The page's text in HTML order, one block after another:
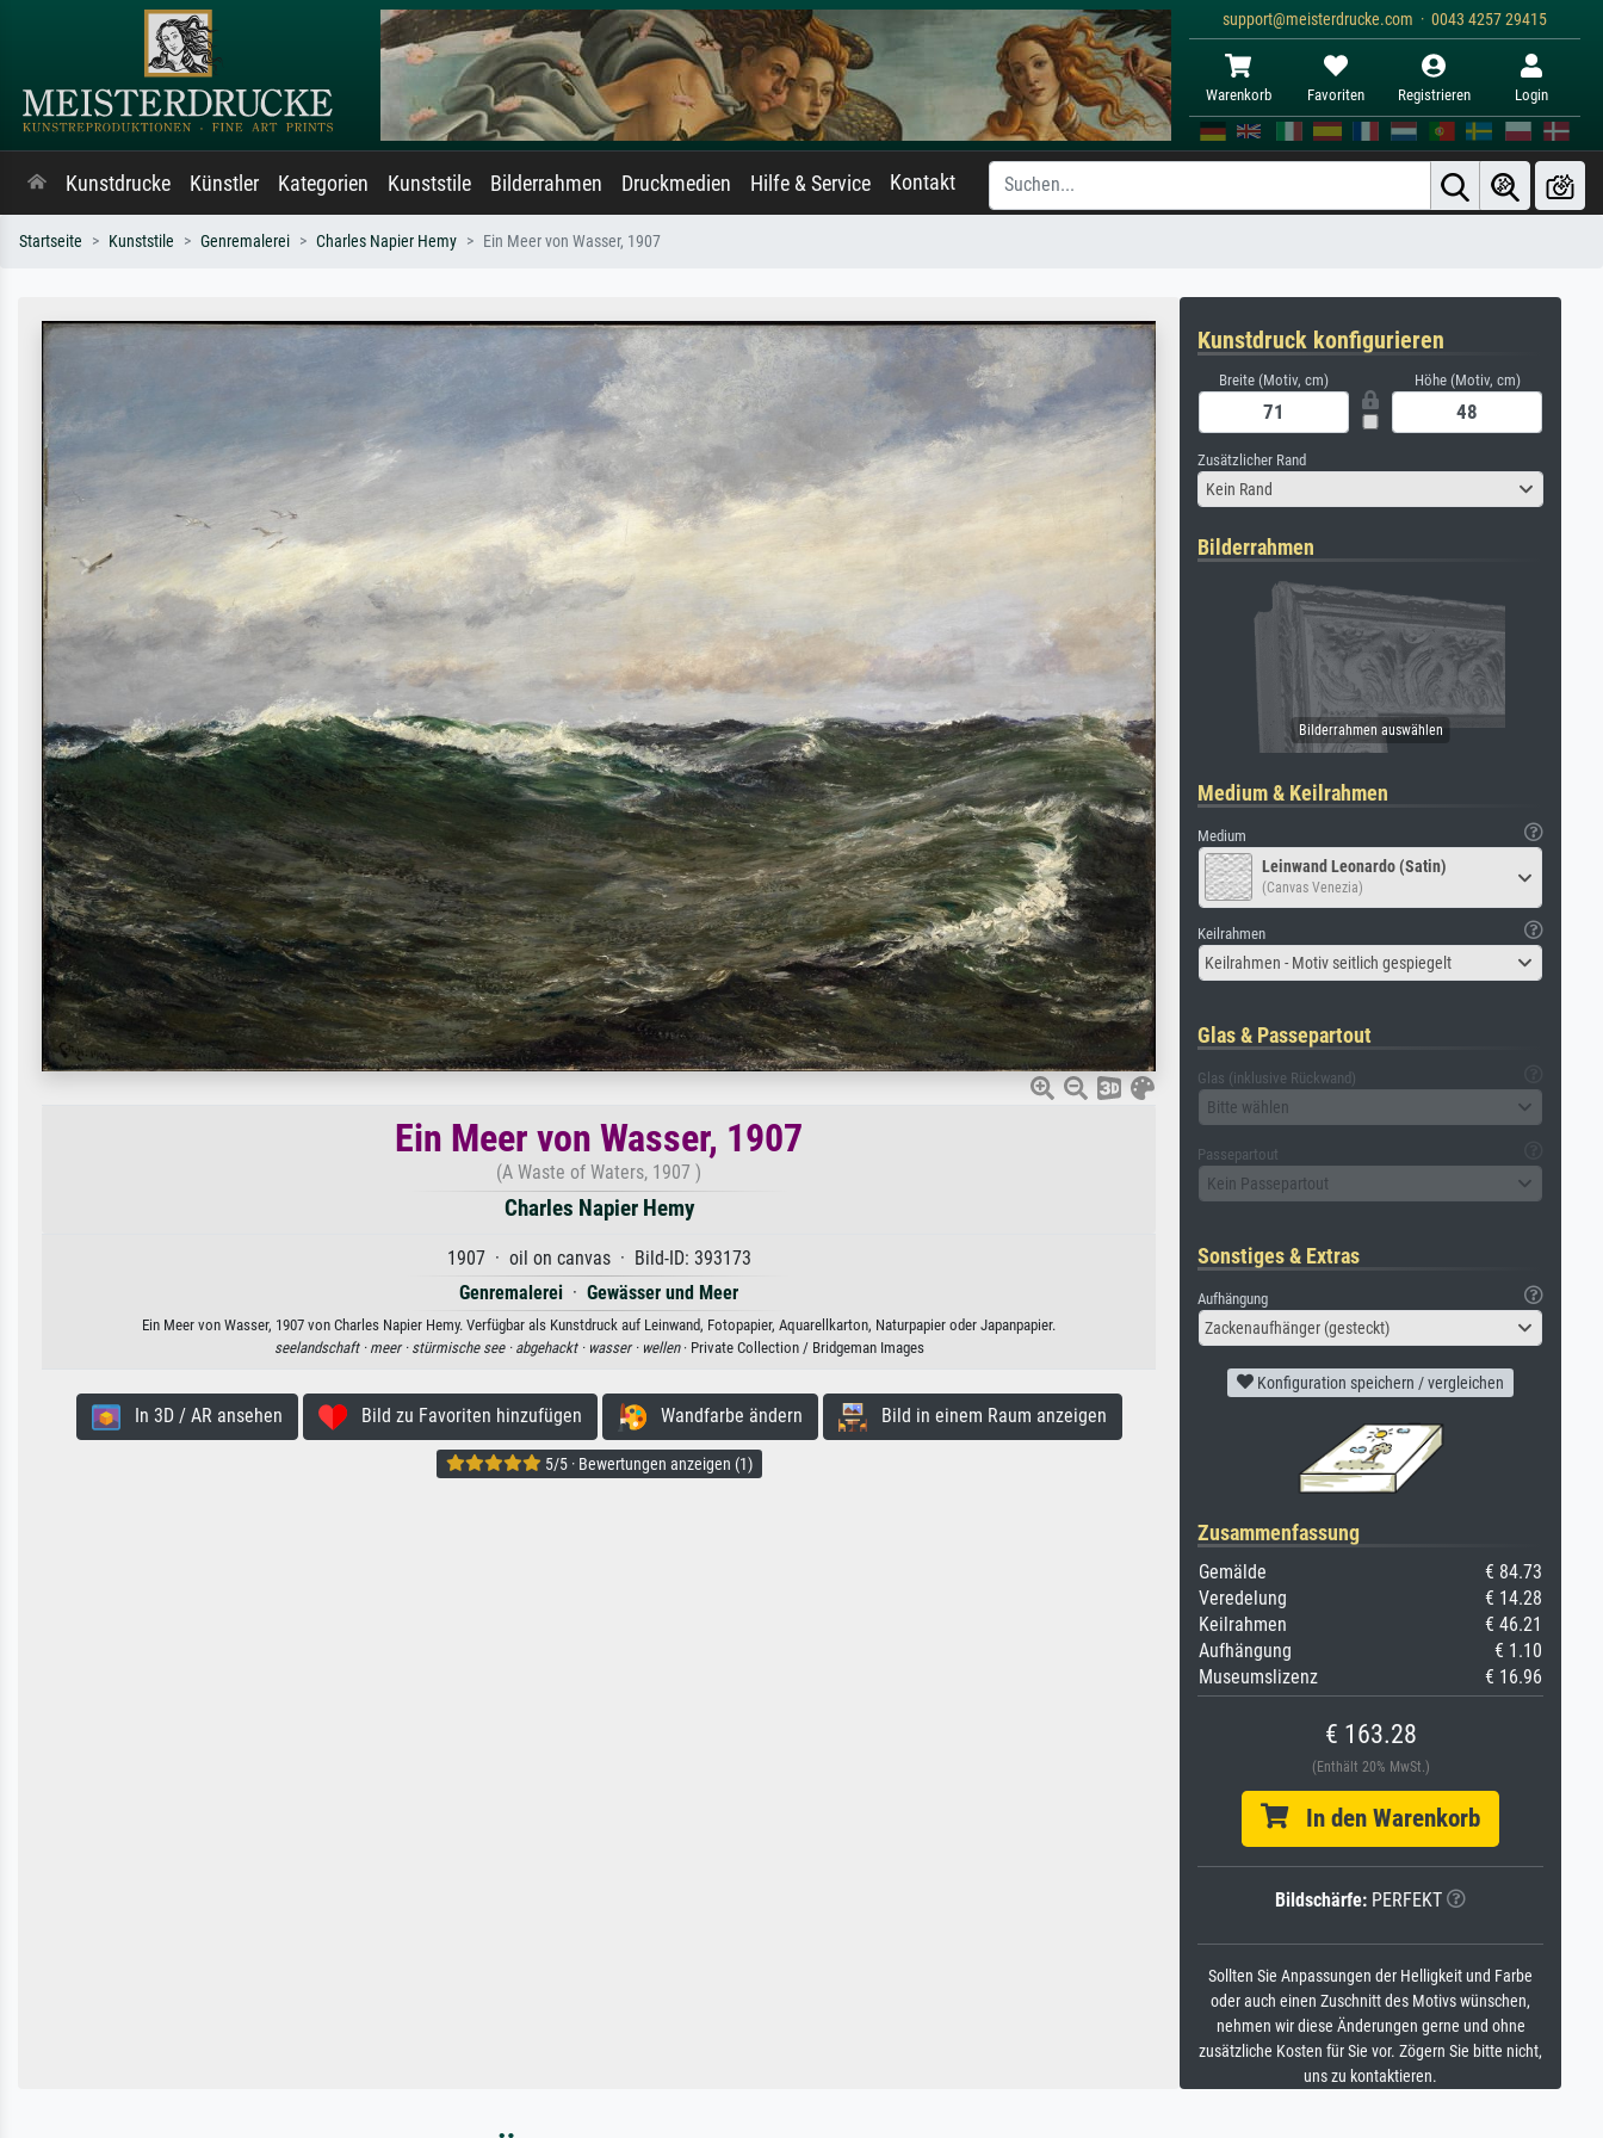
support@meisterdrucke.com · 0043 4257 29415
Warenkorb Favoriten Registrieren Login
Kunstdrucke Künstler Kategorien Kunststile Bilderrahmen Druckmedien Hilfe & Service Kontakt
Startseite Kunststile Genremalerei Charles Napier Hemy Ein Meer von Wasser, 1907
Ein Meer von Wasser, 1907
(A Waste of Waters, 1907 )
Charles Napier Hemy
1907 · oil on canvas · Bild-ID: 393173
Genremalerei · Gewässer und Meer
Ein Meer von Wasser, 1907 von Charles Napier Hemy. Verfügbar als Kunstdruck auf Leinwand, Fotopapier, Aquarellkarton, Naturpapier oder Japanpapier.
seelandschaft · meer · stürmische see · abgehackt · wasser · wellen· Private Collection / Bridgeman Images
In 3D / AR ansehen Bild zu Favoriten hinzufügen Wandfarbe ändern Bild in einem Raum anzeigen
5/5 · Bewertungen anzeigen (1)
Kunstdruck konfigurieren
Breite (Motiv, cm) Höhe (Motiv, cm)
Zusätzlicher Rand
Kein Rand
Bilderrahmen
Medium & Keilrahmen
Medium
Leinwand Leonardo (Satin)
(Canvas Venezia)
Keilrahmen
Keilrahmen - Motiv seitlich gespiegelt
Glas & Passepartout
Glas (inklusive Rückwand)
Bitte wählen
Passepartout
Kein Passepartout
Sonstiges & Extras
Aufhängung
Zackenaufhänger (gesteckt)
Konfiguration speichern / vergleichen
Zusammenfassung
Gemälde
€ 84.73
Veredelung
€ 14.28
Keilrahmen
€ 46.21
Aufhängung
€ 1.10
Museumslizenz
€ 16.96
€ 163.28
(Enthält 20% MwSt.)
In den Warenkorb
Bildschärfe: PERFEKT
Sollten Sie Anpassungen der Helligkeit und Farbe
oder auch einen Zuschnitt des Motivs wünschen,
nehmen wir diese Änderungen gerne und ohne
zusätzliche Kosten für Sie vor. Zögern Sie bitte nicht,
uns zu kontaktieren.